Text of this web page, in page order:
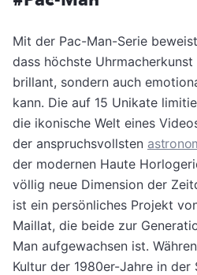
Mit der Pac-Man-Serie
dass höchste
brillant, sondern auch
kann. Die auf 15 Unikate
die ikonische Welt eines
der anspruchsvollsten
der modernen Haute
völlig neue Dimension der
ist ein persönliches Projekt
Maillat, die beide zur
Man aufgewachsen ist.
Kultur der 1980er-Jahre in der